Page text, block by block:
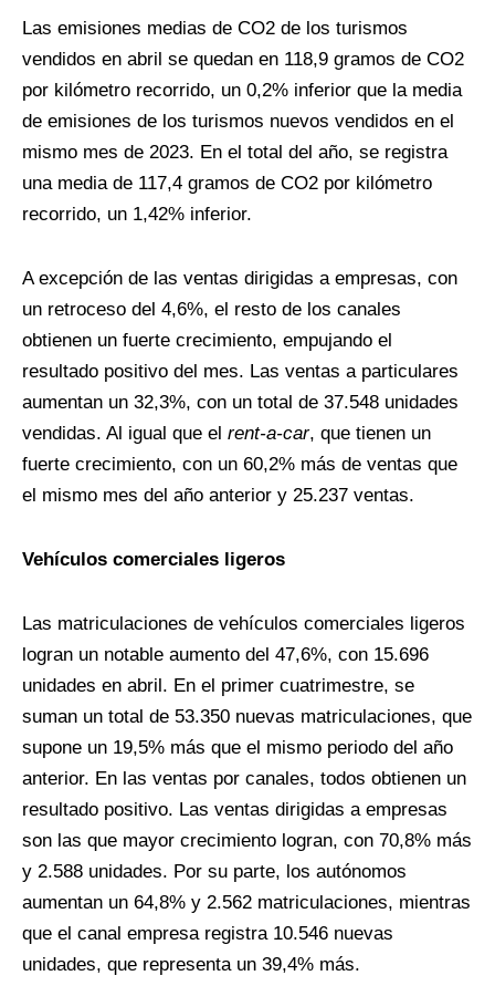
Las emisiones medias de CO2 de los turismos
vendidos en abril se quedan en 118,9 gramos de CO2
por kilómetro recorrido, un 0,2% inferior que la media
de emisiones de los turismos nuevos vendidos en el
mismo mes de 2023. En el total del año, se registra
una media de 117,4 gramos de CO2 por kilómetro
recorrido, un 1,42% inferior.
A excepción de las ventas dirigidas a empresas, con
un retroceso del 4,6%, el resto de los canales
obtienen un fuerte crecimiento, empujando el
resultado positivo del mes. Las ventas a particulares
aumentan un 32,3%, con un total de 37.548 unidades
vendidas. Al igual que el rent-a-car, que tienen un
fuerte crecimiento, con un 60,2% más de ventas que
el mismo mes del año anterior y 25.237 ventas.
Vehículos comerciales ligeros
Las matriculaciones de vehículos comerciales ligeros
logran un notable aumento del 47,6%, con 15.696
unidades en abril. En el primer cuatrimestre, se
suman un total de 53.350 nuevas matriculaciones, que
supone un 19,5% más que el mismo periodo del año
anterior. En las ventas por canales, todos obtienen un
resultado positivo. Las ventas dirigidas a empresas
son las que mayor crecimiento logran, con 70,8% más
y 2.588 unidades. Por su parte, los autónomos
aumentan un 64,8% y 2.562 matriculaciones, mientras
que el canal empresa registra 10.546 nuevas
unidades, que representa un 39,4% más.